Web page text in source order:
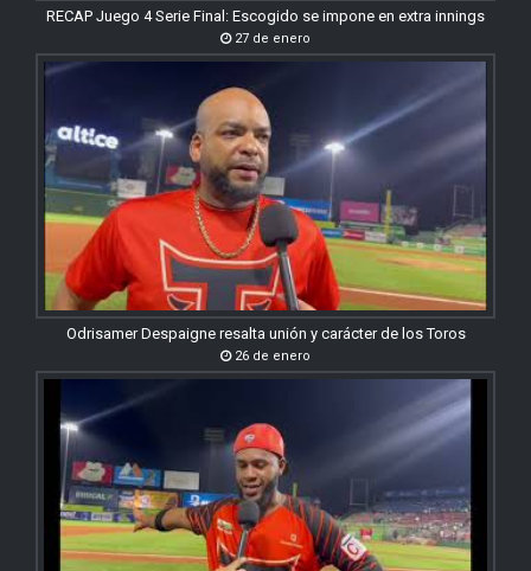
RECAP Juego 4 Serie Final: Escogido se impone en extra innings
27 de enero
Odrisamer Despaigne resalta unión y carácter de los Toros
26 de enero